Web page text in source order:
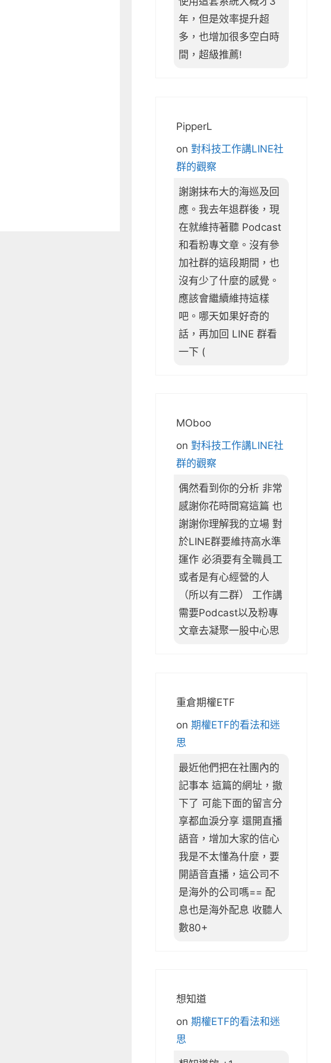
年，但是效率提升超
多，也增加很多空白時
間，超級推薦!
PipperL
on 對科技工作講LINE社
群的觀察
謝謝抹布大的海巡及回
應。我去年退群後，現
在就維持著聽 Podcast
和看粉專文章。沒有參
加社群的這段期間，也
沒有少了什麼的感覺。
應該會繼續維持這樣
吧。哪天如果好奇的
話，再加回 LINE 群看
一下 (
MOboo
on 對科技工作講LINE社
群的觀察
偶然看到你的分析 非常
感謝你花時間寫這篇 也
謝謝你理解我的立場 對
於LINE群要維持高水準
運作 必須要有全職員工
或者是有心經營的人
（所以有二群） 工作講
需要Podcast以及粉專
文章去凝聚一股中心思
重倉期權ETF
on 期權ETF的看法和迷
思
最近他們把在社團內的
記事本 這篇的網址，撤
下了 可能下面的留言分
享都血淚分享 還開直播
語音，增加大家的信心
我是不太懂為什麼，要
開語音直播，這公司不
是海外的公司嗎== 配
息也是海外配息 收聽人
數80+
想知道
on 期權ETF的看法和迷
思